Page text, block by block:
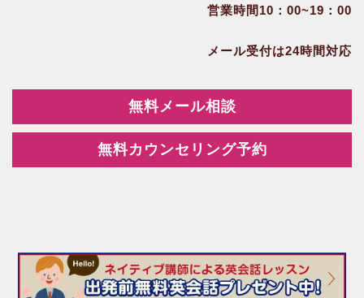
営業時間10：00~19：00
メール受付は24時間対応
無料メール相談
無料カウンセリング予約